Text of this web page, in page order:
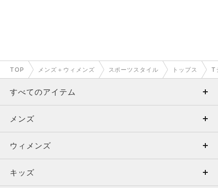
TOP メンズ＋ウィメンズ スポーツスタイル トップス T
すべてのアイテム
メンズ
ウィメンズ
キッズ
メンズ
トップス
ボトムス
ウィメンズ
トップス
キッズ